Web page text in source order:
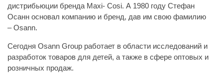
дистрибьюции бренда Maxi- Cosi. А 1980 году Стефан
Осанн основал компанию и бренд, дав им свою фамилию
– Osann.
Сегодня Osann Group работает в области исследований и
разработок товаров для детей, а также в сфере оптовых и
розничных продаж.